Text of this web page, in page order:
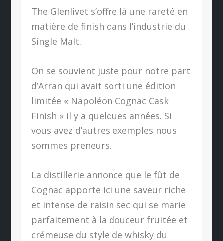
The Glenlivet s’offre là une rareté en
matière de finish dans l’industrie du
Single Malt.
On se souvient juste pour notre part
d’Arran qui avait sorti une édition
limitée « Napoléon Cognac Cask
Finish » il y a quelques années. Si
vous avez d’autres exemples nous
sommes preneurs.
La distillerie annonce que le fût de
Cognac apporte ici une saveur riche
et intense de raisin sec qui se marie
parfaitement à la douceur fruitée et
crémeuse du style de whisky du